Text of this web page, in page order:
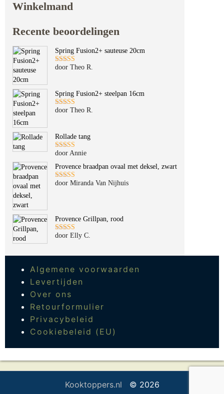
Winkelmand
Recente beoordelingen
Spring Fusion2+ sauteuse 20cm
Gewaardeerd
door Theo R.
Spring Fusion2+ steelpan 16cm
Gewaardeerd
door Theo R.
Rollade tang
Gewaardeerd
door Annie
Provence braadpan ovaal met deksel, zwart
Gewaardeerd
door Miranda Van Nijhuis
Provence Grillpan, rood
Gewaardeerd
door Elly C.
Algemene voorwaarden
Levertijden
Over ons
Retourformulier
Privacybeleid
Cookiebeleid (EU)
Kooktoppers.nl © 2026